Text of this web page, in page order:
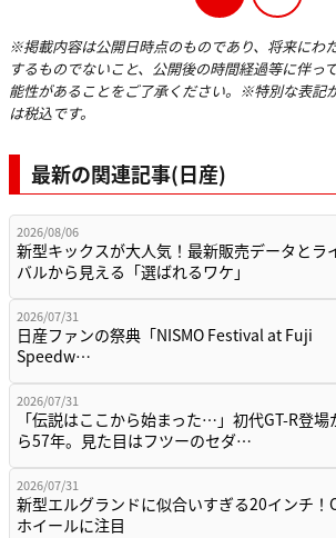
※掲載内容は公開日時点のものであり、将来にわ
するものでないこと、公開後の時間経過等に伴っ
能性があることをご了承ください。※特別な表記
は税込です。
最新の関連記事(日産)
2026/08/06
新型キックスが大人気！最新販売データとラ
バルから見える「選ばれるワケ」
2026/07/31
日産ファンの祭典「NISMO Festival at Fuji
Speedw…
2026/07/31
「伝説はここから始まった…」初代GT-R登場
ら57年。見た目はフツーのセダ…
2026/07/31
新型エルグランドに似合いすぎる20インチ！
ホイールに注目